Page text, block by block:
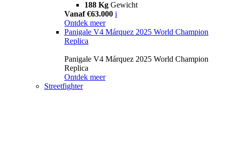
188 Kg Gewicht
Vanaf €63.000 i
Ontdek meer
Panigale V4 Márquez 2025 World Champion
Replica
Panigale V4 Márquez 2025 World Champion
Replica
Ontdek meer
Streetfighter